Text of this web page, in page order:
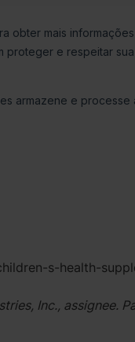
s-health-
Inc., assignee.